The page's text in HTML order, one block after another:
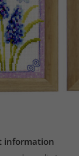
information